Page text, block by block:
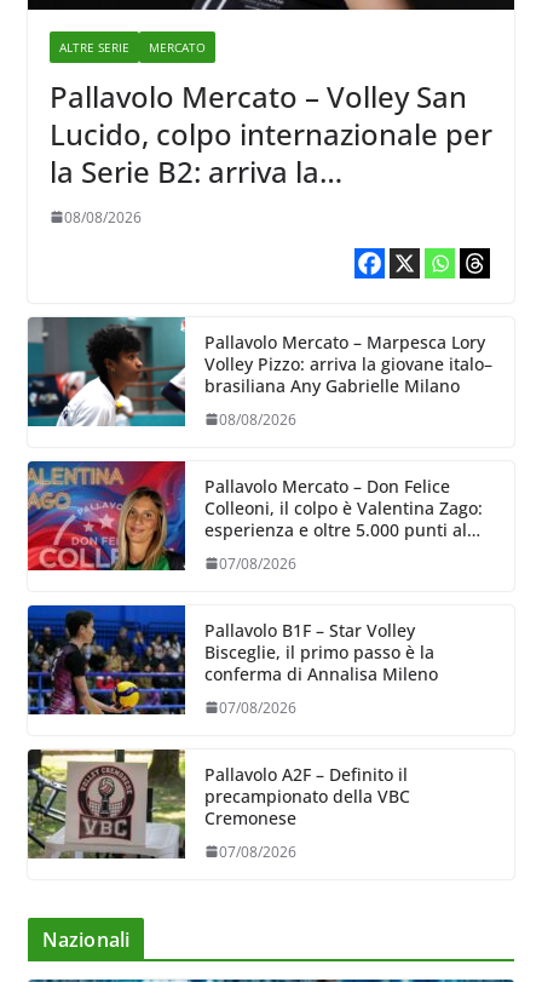
ALTRE SERIE MERCATO
Pallavolo Mercato – Volley San
Lucido, colpo internazionale per
la Serie B2: arriva la
schiacciatrice lettone Kristine
08/08/2026
Pallavolo Mercato – Marpesca Lory
Volley Pizzo: arriva la giovane italo–
brasiliana Any Gabrielle Milano
08/08/2026
Pallavolo Mercato – Don Felice
Colleoni, il colpo è Valentina Zago:
esperienza e oltre 5.000 punti al
07/08/2026
Pallavolo B1F – Star Volley
Bisceglie, il primo passo è la
conferma di Annalisa Mileno
07/08/2026
Pallavolo A2F – Definito il
precampionato della VBC
Cremonese
07/08/2026
Nazionali